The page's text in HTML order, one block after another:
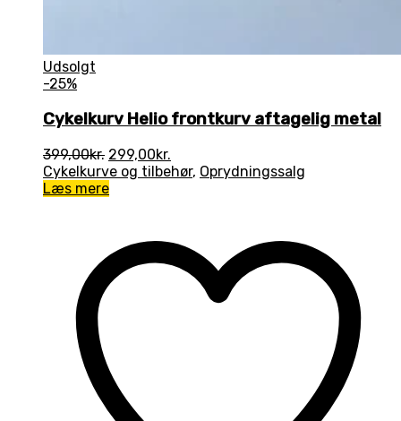
Udsolgt
-25%
Cykelkurv Helio frontkurv aftagelig metal
399,00kr. Den
oprindelige
pris
299,00kr.
aktuelle
Cykelkurve og tilbehør, Oprydningssalg
Læs mere